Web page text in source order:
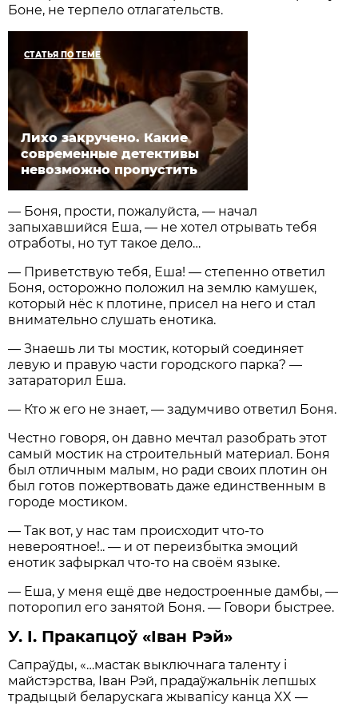
Боне, не терпело отлагательств.
СТАТЬЯ ПО ТЕМЕ
Лихо закручено. Какие
современные детективы
невозможно пропустить
— Боня, прости, пожалуйста, — начал
запыхавшийся Еша, — не хотел отрывать тебя
отработы, но тут такое дело…
— Приветствую тебя, Еша! — степенно ответил
Боня, осторожно положил на землю камушек,
который нёс к плотине, присел на него и стал
внимательно слушать енотика.
— Знаешь ли ты мостик, который соединяет
левую и правую части городского парка? —
затараторил Еша.
— Кто ж его не знает, — задумчиво ответил Боня.
Честно говоря, он давно мечтал разобрать этот
самый мостик на строительный материал. Боня
был отличным малым, но ради своих плотин он
был готов пожертвовать даже единственным в
городе мостиком.
— Так вот, у нас там происходит что-то
невероятное!.. — и от переизбытка эмоций
енотик зафыркал что-то на своём языке.
— Еша, у меня ещё две недостроенные дамбы, —
поторопил его занятой Боня. — Говори быстрее.
У. I. Пракапцоў «Iван Рэй»
Сапраўды, «…мастак выключнага таленту і
майстэрства, Іван Рэй, прадаўжальнік лепшых
традыцый беларускага жывапісу канца XX —